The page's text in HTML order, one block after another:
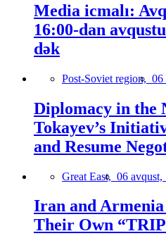
Media icmalı:
16:00-dan
dək
Post-Soviet region, 06
Diplomacy in the
Tokayev’s
and Resume
Great East, 06 avqust,
Iran and
Their Own